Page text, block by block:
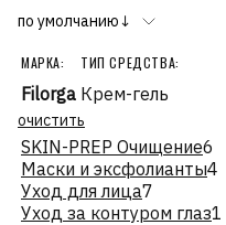
по умолчанию↓
МАРКА:
Filorga
ТИП СРЕДСТВА:
Крем-гель
очистить
SKIN-PREP Очищение6
Маски и эксфолианты4
Уход для лица7
Уход за контуром глаз1